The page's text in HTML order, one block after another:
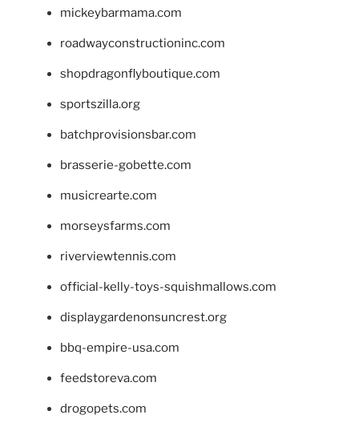
mickeybarmama.com
roadwayconstructioninc.com
shopdragonflyboutique.com
sportszilla.org
batchprovisionsbar.com
brasserie-gobette.com
musicrearte.com
morseysfarms.com
riverviewtennis.com
official-kelly-toys-squishmallows.com
displaygardenonsuncrest.org
bbq-empire-usa.com
feedstoreva.com
drogopets.com